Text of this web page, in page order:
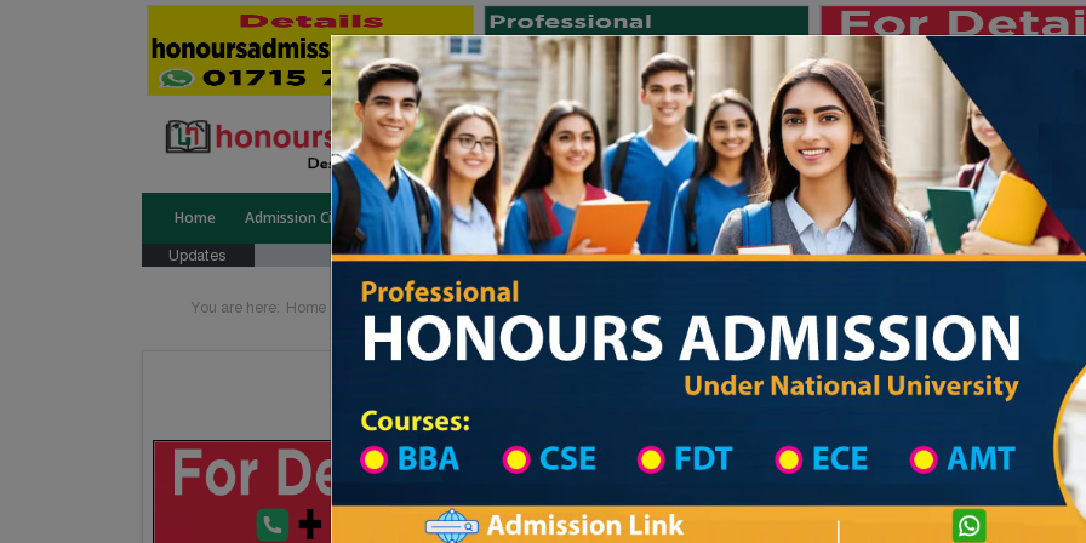
Home Admission Circular Public University Private University International University University College
Updates জাতীয় বিশ্ববিদ্যালয় ২০২৫-২৬
You are here: Home School Category High School in Khulna Wise
Private University Admission